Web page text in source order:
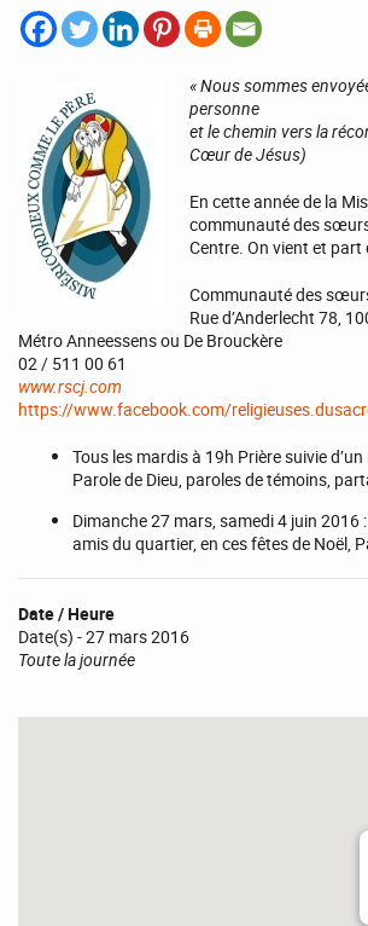
« Nous sommes
personne
et le chemin vers la
Cœur de Jésus)
En cette année de la
communauté des
Centre. On vient et
Communauté des
Rue d’Anderlecht 78,
Métro Anneessens ou De Brouckère
02 / 511 00 61
www.rscj.com
https://www.facebook.com/
Tous les mardis à 19h Prière suivie
Parole de Dieu, paroles de témoins,
Dimanche 27 mars, samedi 4 juin
amis du quartier, en ces fêtes de Noël,
Date / Heure
Date(s) - 27 mars 2016
Toute la journée